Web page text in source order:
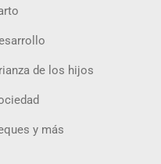
de los hijos
y más